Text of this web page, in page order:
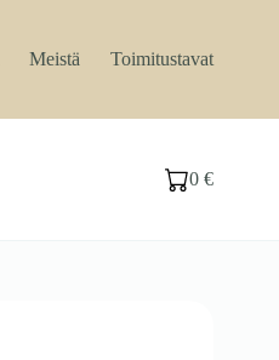
Meistä Toimitustavat
Ostoskori
0€